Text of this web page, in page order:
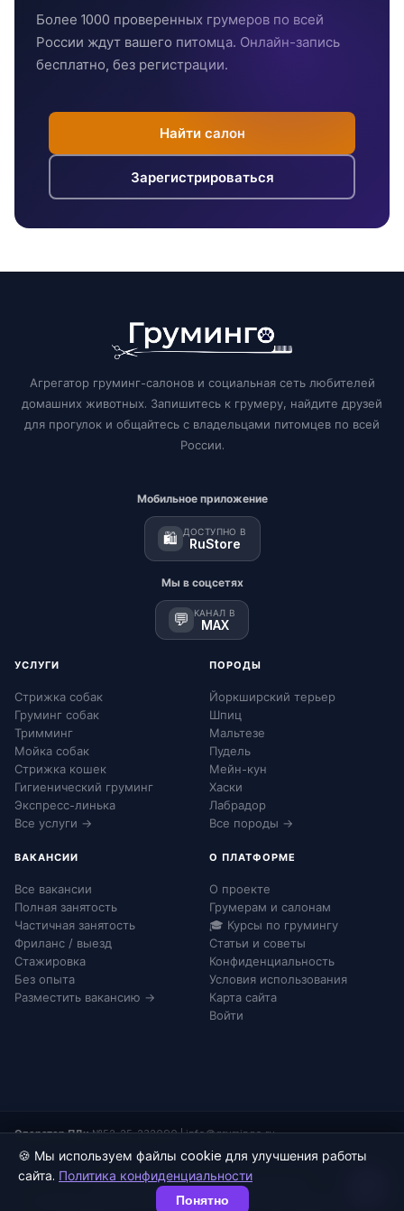
🍪 Мы используем файлы cookie для улучшения работы
сайта. Политика конфиденциальности
Понятно
Более 1000 проверенных грумеров по всей
России ждут вашего питомца. Онлайн-запись
бесплатно, без регистрации.
Найти салон
Зарегистрироваться
Агрегатор груминг-салонов и социальная сеть любителей
домашних животных. Запишитесь к грумеру, найдите друзей
для прогулок и общайтесь с владельцами питомцев по всей
России.
Мобильное приложение
🛍️ ДОСТУПНО В
RuStore
Мы в соцсетях
💬 КАНАЛ В
MAX
УСЛУГИ
Стрижка собак
Груминг собак
Тримминг
Мойка собак
Стрижка кошек
Гигиенический груминг
Экспресс-линька
Все услуги →
ПОРОДЫ
Йоркширский терьер
Шпиц
Мальтезе
Пудель
Мейн-кун
Хаски
Лабрадор
Все породы →
ВАКАНСИИ
Все вакансии
Полная занятость
Частичная занятость
Фриланс / выезд
Стажировка
Без опыта
Разместить вакансию →
О ПЛАТФОРМЕ
О проекте
Грумерам и салонам
🎓 Курсы по грумингу
Статьи и советы
Конфиденциальность
Условия использования
Карта сайта
Войти
Оператор ПДн:№52-25-232090|info@grumingo.ru
© 2026 Груминго. Все права защищены.
Согласие на ПДн